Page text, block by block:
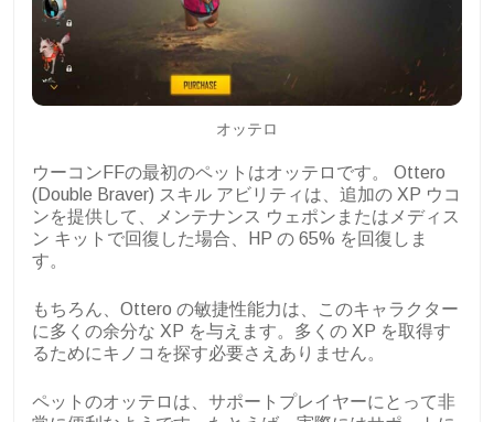
オッテロ
ウーコンFFの最初のペットはオッテロです。 Ottero
(Double Braver) スキル アビリティは、追加の XP ウコ
ンを提供して、メンテナンス ウェポンまたはメディス
ン キットで回復した場合、HP の 65% を回復しま
す。
もちろん、Ottero の敏捷性能力は、このキャラクター
に多くの余分な XP を与えます。多くの XP を取得す
るためにキノコを探す必要さえありません。
ペットのオッテロは、サポートプレイヤーにとって非